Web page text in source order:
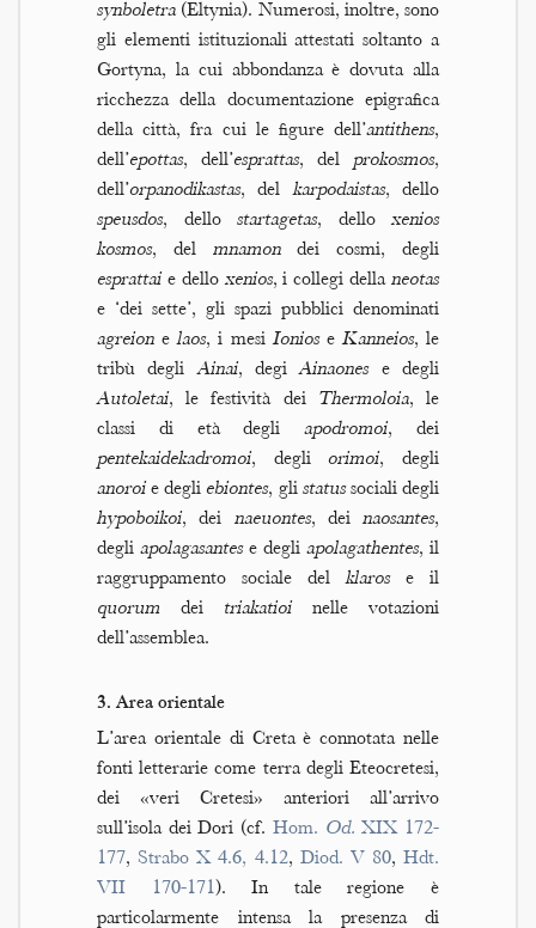
synboletra (Eltynia). Numerosi, inoltre, sono
gli elementi istituzionali attestati soltanto a
Gortyna, la cui abbondanza è dovuta alla
ricchezza della documentazione epigrafica
della città, fra cui le figure dell’antithens,
dell’epottas, dell’esprattas, del prokosmos,
dell’orpanodikastas, delkarpodaistas, dello
speusdos, dello startagetas, delloxenios
kosmos, del mnamondei cosmi, degli
esprattai e delloxenios, i collegi dellaneotas
e ‘dei sette’, gli spazi pubblici denominati
agreion elaos, i mesi Ioniose Kanneios, le
tribù degliAinai, degiAinaonese degli
Autoletai, le festività dei Thermoloia, le
classi di età degliapodromoi, dei
pentekaidekadromoi, degliorimoi, degli
anoroi e degliebiontes, gli statussociali degli
hypoboikoi, dei naeuontes, dei naosantes,
degli apolagasantese degli apolagathentes, il
raggruppamento sociale delklarose il
quorum dei triakatioi nelle votazioni
dell’assemblea.
3. Area orientale
L’area orientale di Creta è connotata nelle
fonti letterarie come terra degli Eteocretesi,
dei «veri Cretesi» anteriori all’arrivo
sull’isola dei Dori (cf. Hom. Od. XIX 172-
177, Strabo X 4.6, 4.12, Diod. V 80, Hdt.
VII 170-171). In tale regione è
particolarmente intensa la presenza di